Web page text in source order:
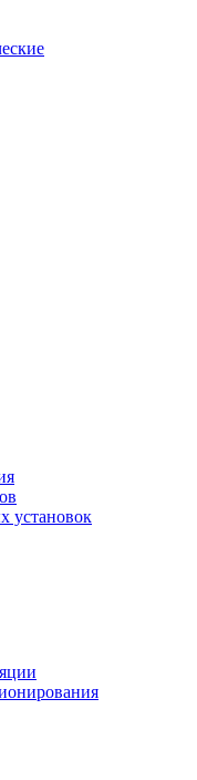
установок